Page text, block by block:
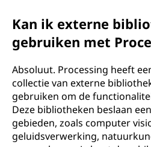
Kan ik externe
gebruiken met
Absoluut. Processing heeft
collectie van externe
gebruiken om de
Deze bibliotheken beslaan
gebieden, zoals computer
geluidsverwerking,